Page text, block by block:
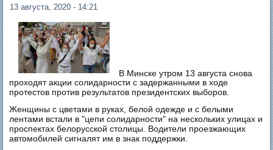
13 августа, 2020 - 14:21
В Минске утром 13 августа снова
проходят акции солидарности с задержанными в ходе
протестов против результатов президентских выборов.
Женщины с цветами в руках, белой одежде и с белыми
лентами встали в "цепи солидарности" на нескольких улицах и
проспектах белорусской столицы. Водители проезжающих
автомобилей сигналят им в знак поддержки.